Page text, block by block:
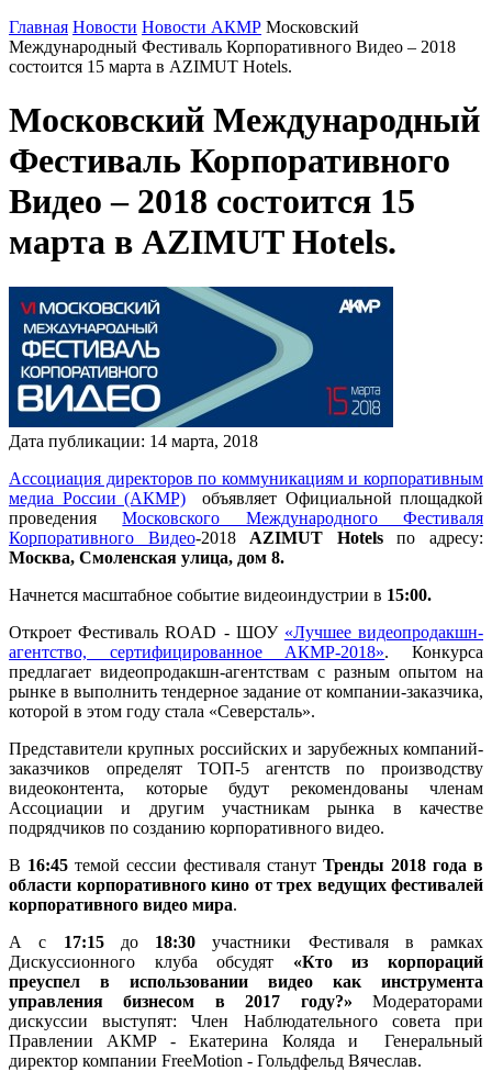
Главная Новости Новости АКМР Московский
Международный Фестиваль Корпоративного Видео – 2018
состоится 15 марта в AZIMUT Hotels.
Московский Международный
Фестиваль Корпоративного
Видео – 2018 состоится 15
марта в AZIMUT Hotels.
Дата публикации: 14 марта, 2018
Ассоциация директоров по коммуникациям и корпоративным
медиа России (АКМР) объявляет Официальной площадкой
проведенияМосковского Международного Фестиваля
Корпоративного Видео-2018 AZIMUT Hotelsпо адресу:
Москва, Смоленская улица, дом 8.
Начнется масштабное событие видеоиндустрии в 15:00.
Откроет Фестиваль ROAD - ШОУ «Лучшее видеопродакшн-
агентство, сертифицированное АКМР-2018». Конкурса
предлагает видеопродакшн-агентствам с разным опытом на
рынке в выполнить тендерное задание от компании-заказчика,
которой в этом году стала «Северсталь».
Представители крупных российских и зарубежных компаний-
заказчиков определят ТОП-5 агентств по производству
видеоконтента, которые будут рекомендованы членам
Ассоциации и другим участникам рынка в качестве
подрядчиков по созданию корпоративного видео.
В 16:45 темой сессии фестиваля станут Тренды 2018 года в
области корпоративного кино от трех ведущих фестивалей
корпоративного видео мира.
А с 17:15до18:30участники Фестиваля в рамках
Дискуссионного клуба обсудят «Кто из корпораций
преуспел в использовании видео как инструмента
управления бизнесом в 2017 году?» Модераторами
дискуссии выступят: Член Наблюдательного совета при
Правлении АКМР - Екатерина Коляда и Генеральный
директор компании FreeMotion - Гольдфельд Вячеслав.